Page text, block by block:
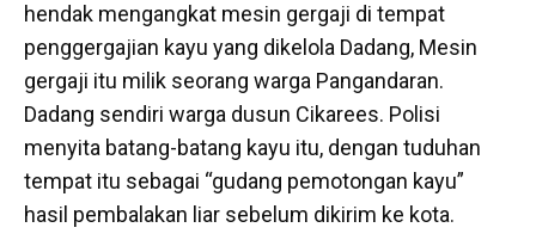
hendak mengangkat mesin gergaji di tempat
penggergajian kayu yang dikelola Dadang, Mesin
gergaji itu milik seorang warga Pangandaran.
Dadang sendiri warga dusun Cikarees. Polisi
menyita batang-batang kayu itu, dengan tuduhan
tempat itu sebagai “gudang pemotongan kayu”
hasil pembalakan liar sebelum dikirim ke kota.